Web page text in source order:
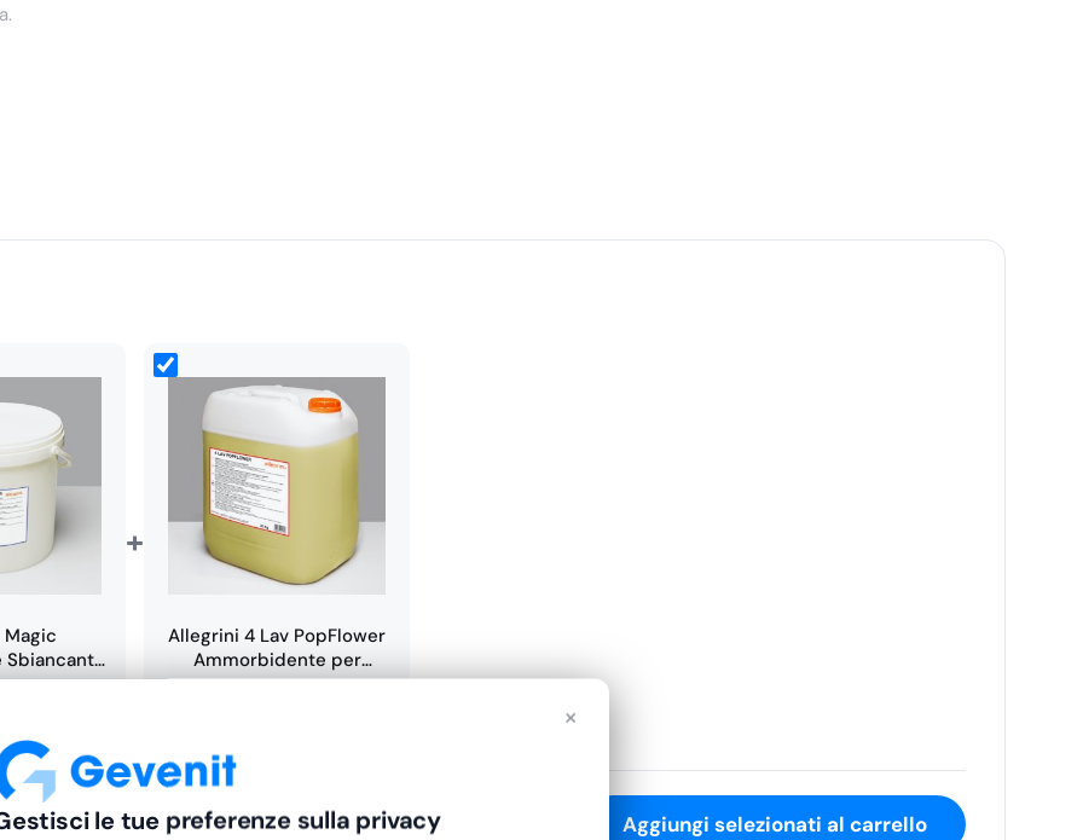
dell’acqua)
pesante
·
pesante 7–8 g/kg·
pesante 10 g/kg · ammollo4
Sbiancante
Tessuti…
+
Allegrini 4 Lav PopFlower
Ammorbidente per
Lavanderia Industriale…
€67,71Il
€67,71.
€54,17Il
€54,17.
Aggiungi selezionati al carrello
×
le tue preferenze sulla privacy